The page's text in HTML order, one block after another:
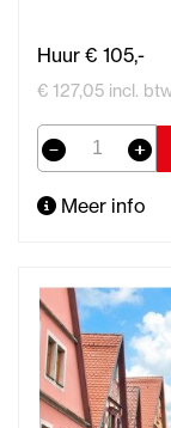
Huur € 105,-
€ 127,05 incl.
Meer info